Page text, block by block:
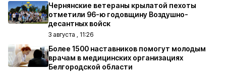
Чернянские ветераны крылатой пехоты
отметили 96-ю годовщину Воздушно-
десантных войск
3 августа , 11:26
Более 1500 наставников помогут молодым
врачам в медицинских организациях
Белгородской области